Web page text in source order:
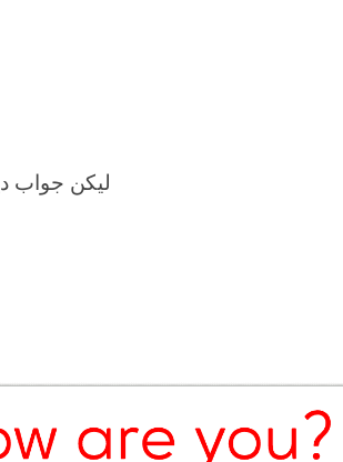
لیکن جواب